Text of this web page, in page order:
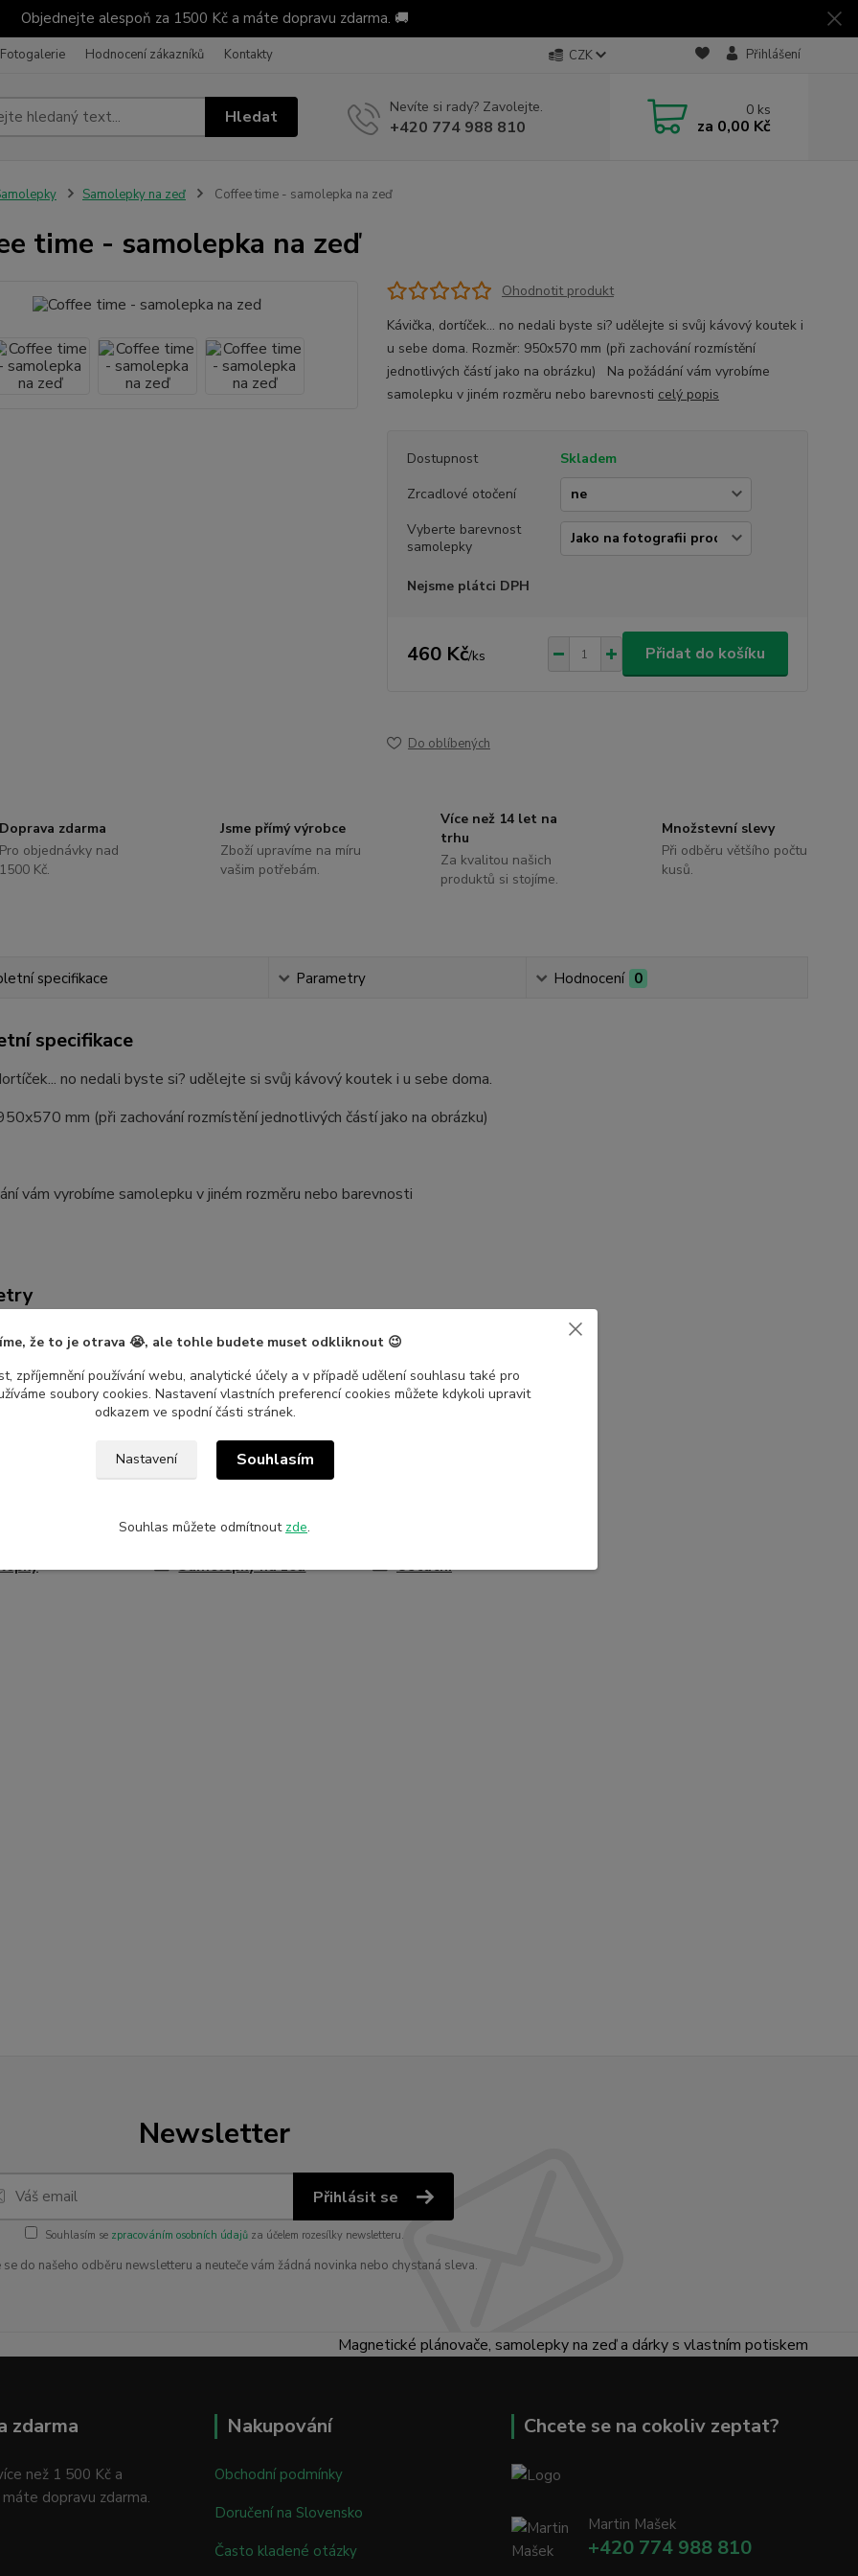
Objednejte alespoň za 1500 Kč a máte dopravu zdarma. 🚚
Fotogalerie Hodnocení zákazníků Kontakty CZK Přihlášení
Hledat Nevíte si rady? Zavolejte.
+420 774 988 810
0 ks
za 0,00 Kč
Samolepky na zeď Coffee time - samolepka na zeď
time - samolepka na zeď
Ohodnotit produkt
Kávička, dortíček... no nedali byste si? udělejte si svůj kávový koutek i
u sebe doma. Rozměr: 950x570 mm (při zachování rozmístění
jednotlivých částí jako na obrázku) Na požádání vám vyrobíme
samolepku v jiném rozměru nebo barevnosti celý popis
Dostupnost
Skladem
Zrcadlové otočení
Vyberte barevnost
samolepky
Nejsme plátci DPH
460 Kč/ks Přidat do košíku
Do oblíbených
Doprava zdarma
Pro objednávky nad
1500 Kč.
Jsme přímý výrobce
Zboží upravíme na míru
vašim potřebám.
Více než 14 let na
trhu
Za kvalitou našich
produktů si stojíme.
Množstevní slevy
Při odběru většího počtu
kusů.
specifikace Parametry Hodnocení 0
specifikace
no nedali byste si? udělejte si svůj kávový koutek i u sebe doma.
mm (při zachování rozmístění jednotlivých částí jako na obrázku)
vám vyrobíme samolepku v jiném rozměru nebo barevnosti
Nalepshop
Vinylová samolepka
v kategoriích
Samolepky na zeď Ostatní
Newsletter
Přihlásit se
Souhlasím se zpracováním osobních údajů za účelem rozesílky newsletteru.
se do našeho odběru newsletteru a neuteče vám žádná novinka nebo chystaná sleva.
Magnetické plánovače, samolepky na zeď a dárky s vlastním potiskem
zdarma
než 1 500 Kč a
dopravu zdarma.
Nakupování
Obchodní podmínky
Doručení na Slovensko
Často kladené otázky
Chcete se na cokoliv zeptat?
Martin Mašek
+420 774 988 810
že to je otrava 😭, ale tohle budete muset odkliknout 😉
zpříjemnění používání webu, analytické účely a v případě udělení souhlasu také pro
soubory cookies. Nastavení vlastních preferencí cookies můžete kdykoli upravit
odkazem ve spodní části stránek.
Nastavení Souhlasím
Souhlas můžete odmítnout zde.